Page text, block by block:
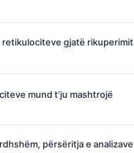
retikulociteve gjatë rikuperimit
mund t’ju mashtrojë
përsëritja e analizave